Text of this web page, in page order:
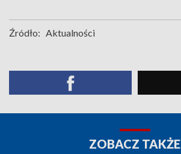
Źródło: Aktualności
ZOBACZ TAKŻE